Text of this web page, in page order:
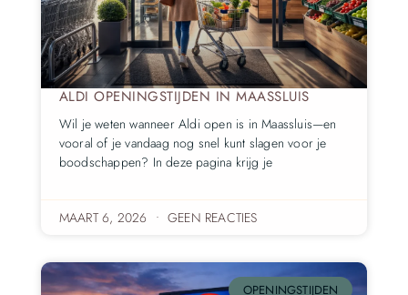
ALDI OPENINGSTIJDEN IN MAASSLUIS
Wil je weten wanneer Aldi open is in Maassluis—en
vooral of je vandaag nog snel kunt slagen voor je
boodschappen? In deze pagina krijg je
MAART 6, 2026 GEEN REACTIES
OPENINGSTIJDEN